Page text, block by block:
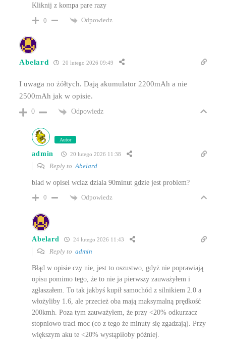
Kliknij z kompa pare razy
0
Odpowiedz
Abelard 20 lutego 2026 09:49
I uwaga no żółtych. Dają akumulator 2200mAh a nie
2500mAh jak w opisie.
0 Odpowiedz
Autor
admin 20 lutego 2026 11:38
Reply toAbelard
blad w opisei wciaz dziala 90minut gdzie jest problem?
0
Odpowiedz
Abelard 24 lutego 2026 11:43
Reply toadmin
Błąd w opisie czy nie, jest to oszustwo, gdyż nie poprawiają
opisu pomimo tego, że to nie ja pierwszy zauważyłem i
zgłaszałem. To tak jakbyś kupił samochód z silnikiem 2.0 a
włożyliby 1.6, ale przecież oba mają maksymalną prędkość
200kmh. Poza tym zauważyłem, że przy <20% odkurzacz
stopniowo traci moc (co z tego że minuty się zgadzają). Przy
większym aku te <20% wystąpiłoby później.